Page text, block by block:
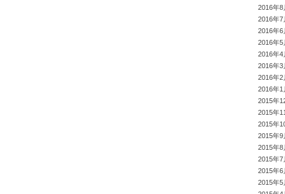
2016年8
2016年7
2016年6
2016年5
2016年4
2016年3
2016年2
2016年1
2015年
2015年
2015年
2015年9
2015年8
2015年7
2015年6
2015年5